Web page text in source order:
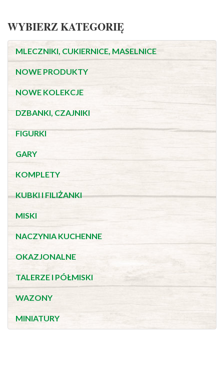
WYBIERZ KATEGORIĘ
MLECZNIKI, CUKIERNICE, MASELNICE
NOWE PRODUKTY
NOWE KOLEKCJE
DZBANKI, CZAJNIKI
FIGURKI
GARY
KOMPLETY
KUBKI I FILIŻANKI
MISKI
NACZYNIA KUCHENNE
OKAZJONALNE
TALERZE I PÓŁMISKI
WAZONY
MINIATURY